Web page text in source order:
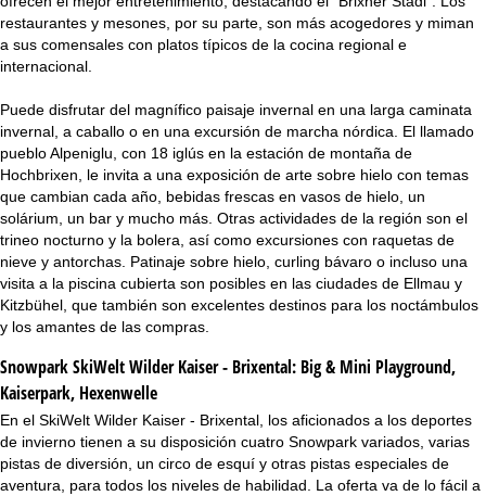
restaurantes y mesones, por su parte, son más acogedores y miman
a sus comensales con platos típicos de la cocina regional e
internacional.
Puede disfrutar del magnífico paisaje invernal en una larga caminata
invernal, a caballo o en una excursión de marcha nórdica. El llamado
pueblo Alpeniglu, con 18 iglús en la estación de montaña de
Hochbrixen, le invita a una exposición de arte sobre hielo con temas
que cambian cada año, bebidas frescas en vasos de hielo, un
solárium, un bar y mucho más. Otras actividades de la región son el
trineo nocturno y la bolera, así como excursiones con raquetas de
nieve y antorchas. Patinaje sobre hielo, curling bávaro o incluso una
visita a la piscina cubierta son posibles en las ciudades de Ellmau y
Kitzbühel, que también son excelentes destinos para los noctámbulos
y los amantes de las compras.
Snowpark SkiWelt Wilder Kaiser - Brixental: Big & Mini Playground,
Kaiserpark, Hexenwelle
En el SkiWelt Wilder Kaiser - Brixental, los aficionados a los deportes
de invierno tienen a su disposición cuatro Snowpark variados, varias
pistas de diversión, un circo de esquí y otras pistas especiales de
aventura, para todos los niveles de habilidad. La oferta va de lo fácil a